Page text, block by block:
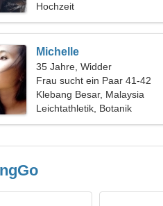
Hochzeit
Michelle
35 Jahre, Widder
Frau sucht ein Paar 41-42
Klebang Besar, Malaysia
Leichtathletik, Botanik